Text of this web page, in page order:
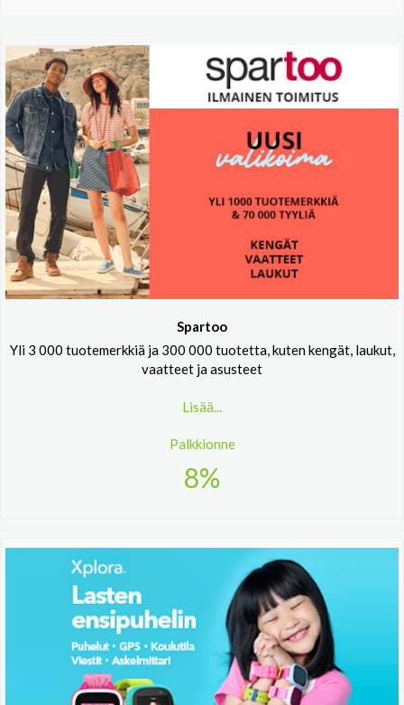
Spartoo
Yli 3 000 tuotemerkkiä ja 300 000 tuotetta, kuten kengät, laukut,
vaatteet ja asusteet
Lisää...
Palkkionne
8%